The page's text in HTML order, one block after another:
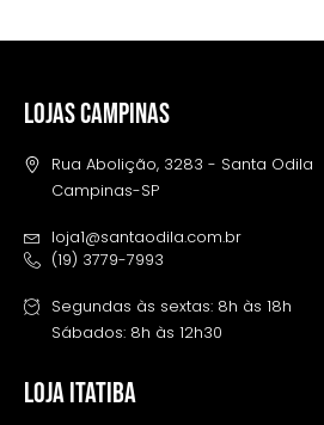
LOJAS CAMPINAS
Rua Abolição, 3283 - Santa Odila
Campinas-SP
loja1@santaodila.com.br
(19) 3779-7993
Segundas às sextas: 8h às 18h
Sábados: 8h às 12h30
LOJA ITATIBA